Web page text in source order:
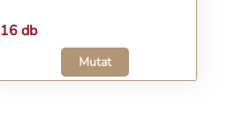
16 db
Mutat